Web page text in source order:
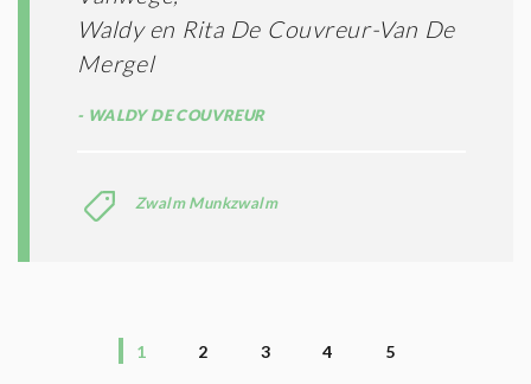
Waldy en Rita De Couvreur-Van De
Mergel
WALDY DE COUVREUR
Zwalm Munkzwalm
1 2 3 4 5